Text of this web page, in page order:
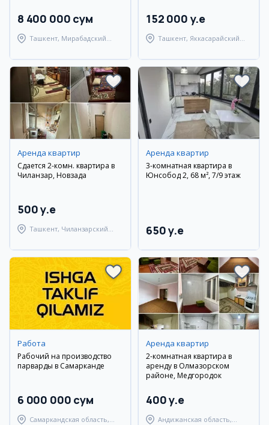
8 400 000 сум
Ташкент, Мирабадский
152 000 y.e
Ташкент, Яккасарайский
Аренда квартир
Сдается 2-комн. квартира в
Чиланзар, Новзада
500 y.e
Ташкент, Чиланзарский
Аренда квартир
3-комнатная квартира в
Юнсобод 2, 68 м², 7/9 этаж
650 y.e
Работа
Рабочий на производство
парварды в Самарканде
6 000 000 сум
Самаркандская область,
Аренда квартир
2-комнатная квартира в
аренду в Олмазорском
районе, Медгородок
400 y.e
Андижанская область,